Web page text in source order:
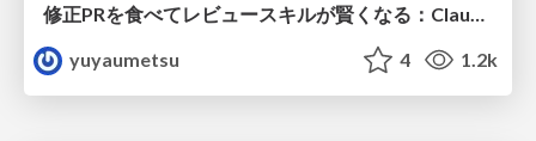
修正PRを食べてレビュースキルが賢くなる：Claude Codeによる自己改善サイクル
yuyaumetsu
4 1.2k